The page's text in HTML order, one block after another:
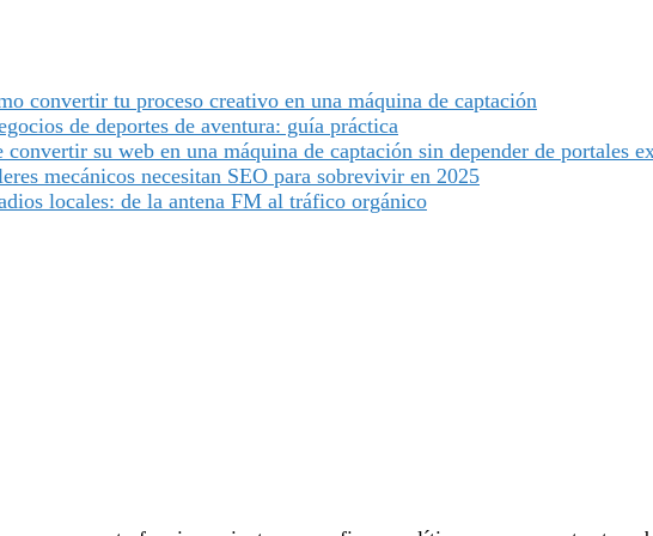
convertir tu proceso creativo en una máquina de captación
de deportes de aventura: guía práctica
su web en una máquina de captación sin depender de portales
mecánicos necesitan SEO para sobrevivir en 2025
locales: de la antena FM al tráfico orgánico